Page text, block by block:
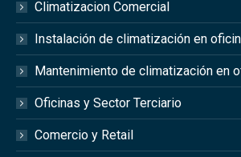
Climatizacion Comercial
Instalación de climatización en
Mantenimiento de climatización en
Oficinas y Sector Terciario
Comercio y Retail